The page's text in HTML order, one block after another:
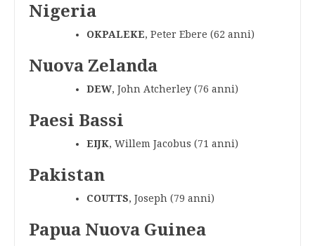
Nigeria
OKPALEKE, Peter Ebere (62 anni)
Nuova Zelanda
DEW, John Atcherley (76 anni)
Paesi Bassi
EIJK, Willem Jacobus (71 anni)
Pakistan
COUTTS, Joseph (79 anni)
Papua Nuova Guinea